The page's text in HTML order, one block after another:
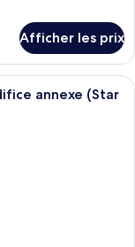
Afficher les prix
d’hôtel moderne
annexe (Star